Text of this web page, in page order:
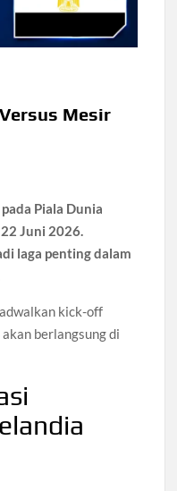
Tentukan Menteri
dengan Fitur
Narkoba di Soetta
Mesir
Piala Dunia
Juni 2026.
laga penting dalam
kick-off
berlangsung di